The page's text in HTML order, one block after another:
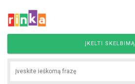
ĮKELTI SKELBIMĄ